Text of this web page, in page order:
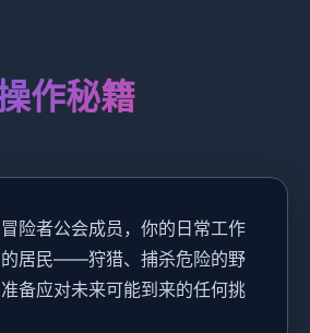
作秘籍
险者公会成员，你的日常工作
的居民——狩猎、捕杀危险的野
备应对未来可能到来的任何挑